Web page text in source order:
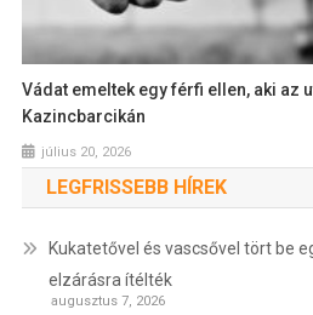
Vádat emeltek egy férfi ellen, aki az
Kazincbarcikán
július 20, 2026
LEGFRISSEBB HÍREK
Kukatetővel és vascsővel tört be
elzárásra ítélték
augusztus 7, 2026